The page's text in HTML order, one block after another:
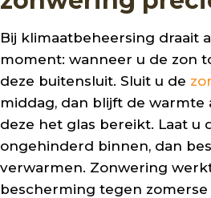
Bij klimaatbeheersing draait
moment: wanneer u de zon
deze buitensluit. Sluit u de
middag, dan blijft de warmte
deze het glas bereikt. Laat u
ongehinderd binnen, dan
verwarmen. Zonwering
bescherming tegen zomerse